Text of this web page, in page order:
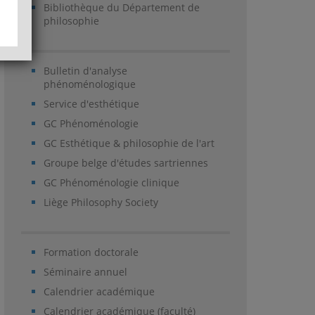
Bibliothèque du Département de
philosophie
Bulletin d'analyse
phénoménologique
Service d'esthétique
GC Phénoménologie
GC Esthétique & philosophie de l'art
Groupe belge d'études sartriennes
GC Phénoménologie clinique
Liège Philosophy Society
Formation doctorale
Séminaire annuel
Calendrier académique
Calendrier académique (faculté)